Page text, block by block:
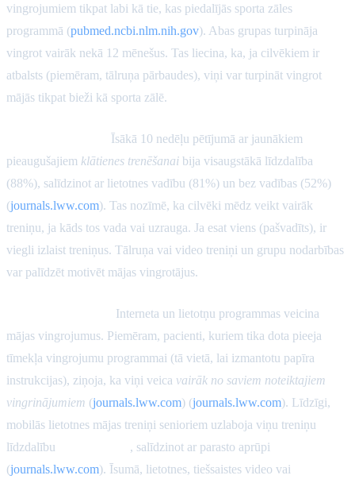
vingrojumiem tikpat labi kā tie, kas piedalījās sporta zāles
programmā (pubmed.ncbi.nlm.nih.gov). Abas grupas turpināja
vingrot vairāk nekā 12 mēnešus. Tas liecina, ka, ja cilvēkiem ir
atbalsts (piemēram, tālruņa pārbaudes), viņi var turpināt vingrot
mājās tikpat bieži kā sporta zālē.
Īsākā 10 nedēļu pētījumā ar jaunākiem
pieaugušajiem klātienes trenēšanai bija visaugstākā līdzdalība
(88%), salīdzinot ar lietotnes vadību (81%) un bez vadības (52%)
(journals.lww.com). Tas nozīmē, ka cilvēki mēdz veikt vairāk
treniņu, ja kāds tos vada vai uzrauga. Ja esat viens (pašvadīts), ir
viegli izlaist treniņus. Tālruņa vai video treniņi un grupu nodarbības
var palīdzēt motivēt mājas vingrotājus.
Interneta un lietotņu programmas veicina
mājas vingrojumus. Piemēram, pacienti, kuriem tika dota pieeja
tīmekļa vingrojumu programmai (tā vietā, lai izmantotu papīra
instrukcijas), ziņoja, ka viņi veica vairāk no saviem noteiktajiem
vingrinājumiem (journals.lww.com) (journals.lww.com). Līdzīgi,
mobilās lietotnes mājas treniņi senioriem uzlaboja viņu treniņu
līdzdalību
, salīdzinot ar parasto aprūpi
(journals.lww.com). Īsumā, lietotnes, tiešsaistes video vai